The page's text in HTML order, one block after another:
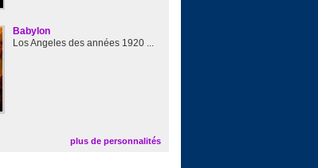
Babylon
Los Angeles des années 1920 ...
plus de personnalités